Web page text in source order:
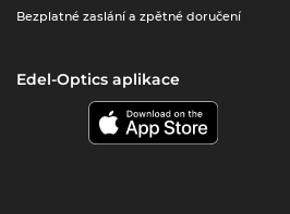
Bezplatné zaslání a zpětné doručení
Edel-Optics aplikace